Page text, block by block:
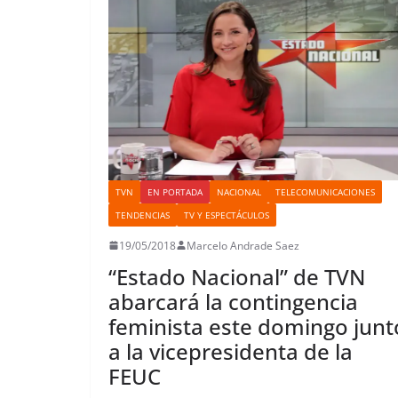
t
r
TVN EN PORTADA NACIONAL
TELECOMUNICACIONES
TENDENCIAS
TV Y ESPECTÁCULOS
19/05/2018 Marcelo Andrade Saez
“Estado Nacional” de TVN
abarcará la contingencia
feminista este domingo
a la vicepresidenta de la
FEUC